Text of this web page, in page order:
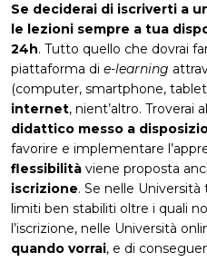
Se deciderai di iscriverti a
le lezioni sempre a tua
24h. Tutto quello che dovrai
piattaforma di e-learning
(computer, smartphone,
internet, nient’altro. Troverai
didattico messo a
favorire e implementare
flessibilità viene proposta
iscrizione. Se nelle Università
limiti ben stabiliti oltre i quali
l’iscrizione, nelle Università
quando vorrai, e di